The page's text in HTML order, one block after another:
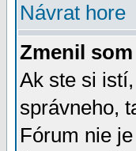
Návrat hore
Zmenil
Ak ste si
správneho,
Fórum nie